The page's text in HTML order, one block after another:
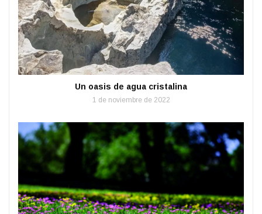
Un oasis de agua cristalina
1 de noviembre de 2022